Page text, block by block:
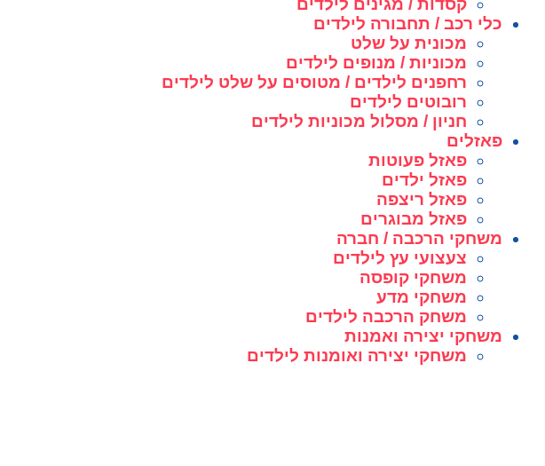
קסדות / מגינים לילדים
כלי רכב / תחבורה לילדים
מכונית על שלט
מכוניות / מנופים לילדים
רחפנים לילדים / מטוסים על שלט לילדים
רובוטים לילדים
חניון / מסלול מכוניות לילדים
פאזלים
פאזל פעוטות
פאזל ילדים
פאזל ריצפה
פאזל מבוגרים
משחקי הרכבה / חברה
צעצועי עץ לילדים
משחקי קופסה
משחקי מדע
משחק הרכבה לילדים
משחקי יצירה ואמנות
משחקי יצירה ואומנות לילדים